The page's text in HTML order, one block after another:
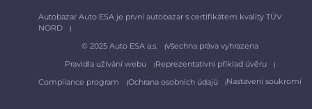
Autobazar Auto ESA je první autobazar s certifikátem kvality TÜV
NORD
© 2025 Auto ESA a.s.
Všechna práva vyhrazena
Pravidla užívání webu
Reprezentativní příklad úvěru
Compliance program
Ochrana osobních údajů Nastavení soukromí